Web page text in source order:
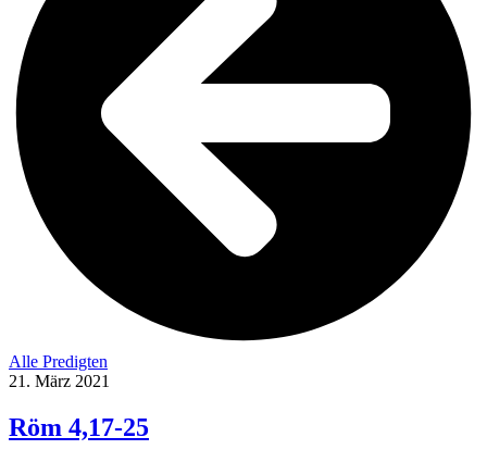
Alle Predigten
21. März 2021
Röm 4,17-25